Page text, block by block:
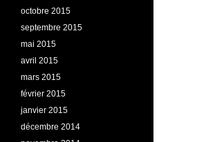
octobre 2015
septembre 2015
mai 2015
avril 2015
mars 2015
février 2015
janvier 2015
décembre 2014